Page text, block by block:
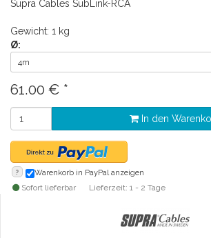
Supra Cables SubLink-RCA
Gewicht: 1 kg
Ø:
4m
61.00 € *
In den
? Warenkorb in PayPal anzeigen
Sofort lieferbar Lieferzeit: 1 - 2 Tage